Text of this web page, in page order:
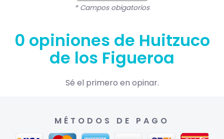
* Campos obigatorios
0 opiniones de Huitzuco
de los Figueroa
Sé el primero en opinar.
MÉTODOS DE PAGO